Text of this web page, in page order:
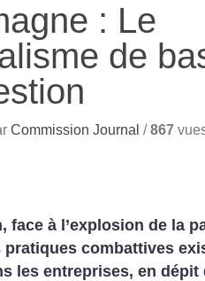
: Le
de
Commission Journal /867
face à l’explosion de la
pratiques combattives
les entreprises, en dépit